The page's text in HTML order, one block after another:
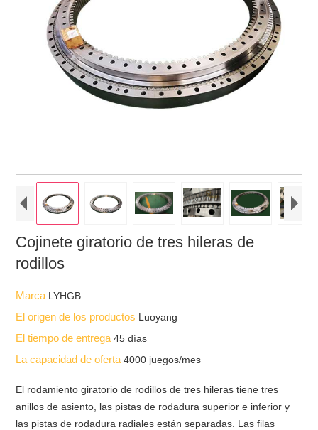
Cojinete giratorio de tres hileras de
rodillos
Marca LYHGB
El origen de los productos Luoyang
El tiempo de entrega45 días
La capacidad de oferta4000 juegos/mes
El rodamiento giratorio de rodillos de tres hileras tiene tres
anillos de asiento, las pistas de rodadura superior e inferior y
las pistas de rodadura radiales están separadas. Las filas